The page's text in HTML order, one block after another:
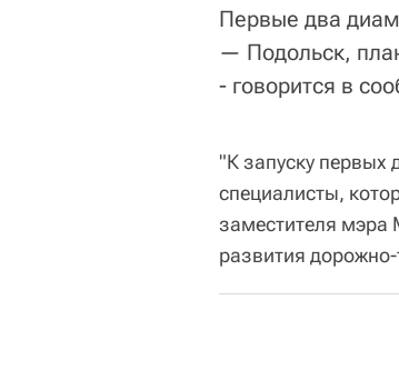
Первые два
— Подольск,
- говорится в
"К запуску первых
специалисты,
заместителя мэра
развития